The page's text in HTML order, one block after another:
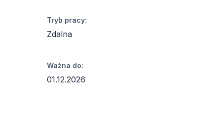
Tryb pracy:
Zdalna
Ważna do:
01.12.2026